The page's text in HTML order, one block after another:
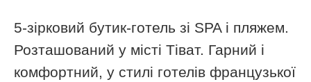
5-зірковий бутик-готель зі SPA і пляжем.
Розташований у місті Тіват. Гарний і
комфортний, у стилі готелів французької